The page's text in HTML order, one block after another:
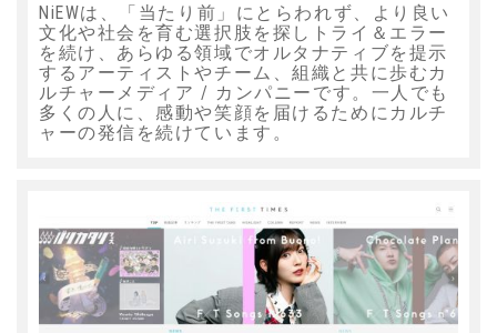
NiEWは、「当たり前」にとらわれず、より良い
文化や社会を育む選択肢を探しトライ＆エラー
を続け、あらゆる領域でオルタナティブを提示
するアーティストやチーム、組織と共に歩むカ
ルチャーメディア / カンパニーです。一人でも
多くの人に、感動や笑顔を届けるためにカルチ
ャーの発信を続けています。